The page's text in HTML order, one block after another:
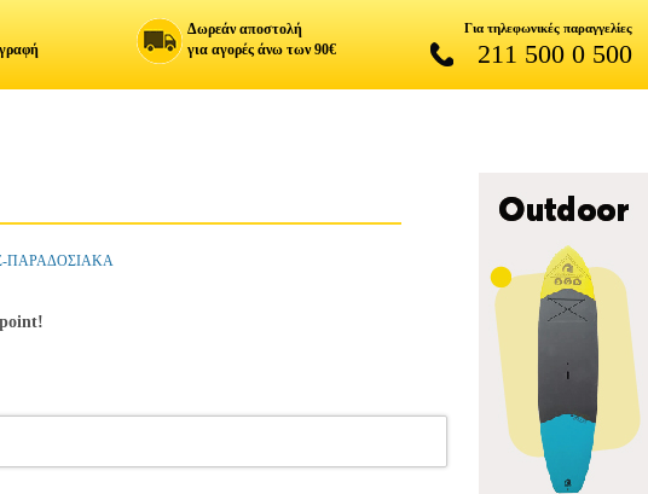
Δωρεάν αποστολή
για αγορές άνω των 90€
Για τηλεφωνικές παραγγελίες
211 500 0 500
ΠΑΡΑΔΟΣΙΑΚΑ
point!